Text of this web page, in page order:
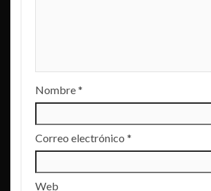
Nombre*
Correo electrónico *
Web